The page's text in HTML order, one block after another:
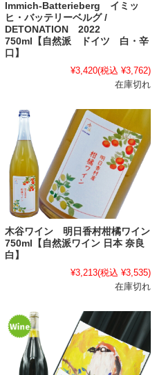
Immich-Batterieberg イミッ
ヒ・バッテリーベルグ /
DETONATION 2022
750ml【自然派 ドイツ 白・辛
口】
¥3,420(税込 ¥3,762)
在庫切れ
木谷ワイン 明日香村柑橘ワイン
750ml【自然派ワイン 日本 奈良
白】
¥3,213(税込 ¥3,535)
在庫切れ